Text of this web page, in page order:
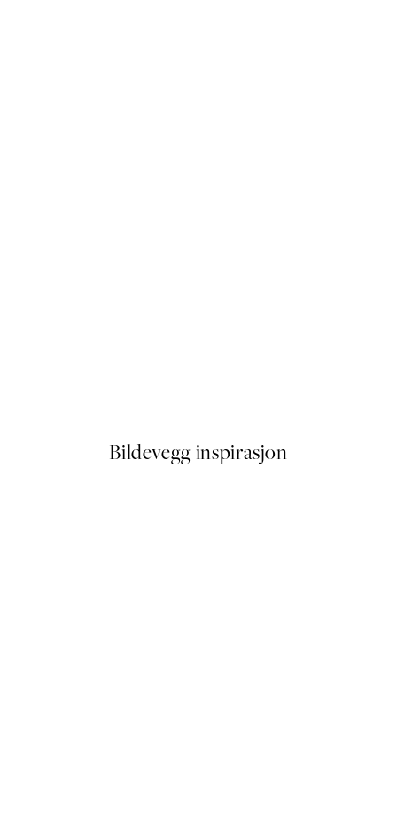
Bildevegg inspirasjon